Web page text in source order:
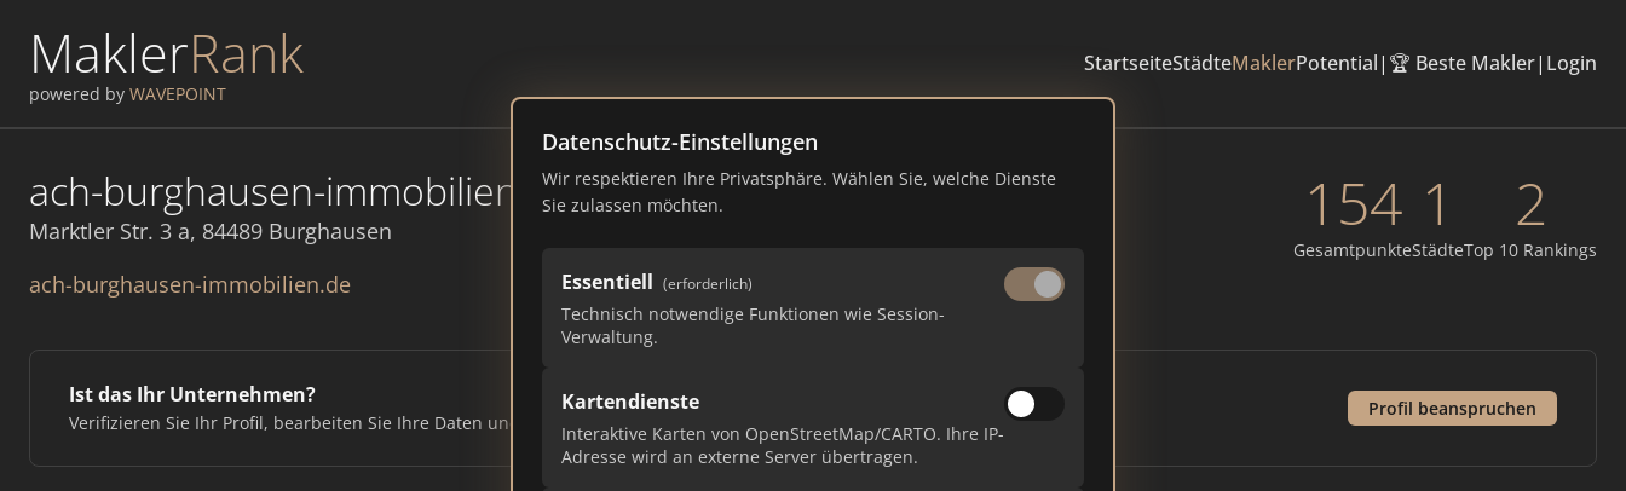
MaklerRank
powered by WAVEPOINT
StartseiteStädteMaklerPotential| 🏆 Beste Makler| Login
Datenschutz-Einstellungen
Wir respektieren Ihre Privatsphäre. Wählen Sie, welche Dienste
Sie zulassen möchten.
Essentiell (erforderlich)
Technisch notwendige Funktionen wie Session-
Verwaltung.
Kartendienste
Interaktive Karten von OpenStreetMap/CARTO. Ihre IP-
Adresse wird an externe Server übertragen.
ach-burghausen-immobilien
Marktler Str. 3 a, 84489 Burghausen
ach-burghausen-immobilien.de
154
Gesamtpunkte
1
Städte
2
Top 10 Rankings
Ist das Ihr Unternehmen?
Verifizieren Sie Ihr Profil, bearbeiten Sie Ihre Daten und erhalten Sie monatliche Ranking-Updates.
Profil beanspruchen